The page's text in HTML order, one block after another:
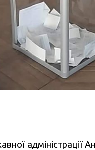
адміністрації